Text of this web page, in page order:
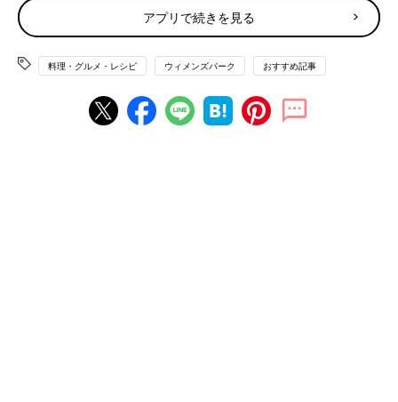
はホットコーヒーに入れたり、子供がココア作ってますね。お湯
なしのオール牛乳でココア作ってます」
「ロイヤルミルクティ作ることがあります。牛乳で茶葉を煮出し
アプリで続きを見る
料理・グルメ・レシピ ウィメンズパーク おすすめ記事